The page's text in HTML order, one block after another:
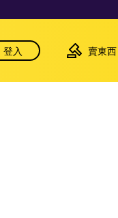
登入 賣東西